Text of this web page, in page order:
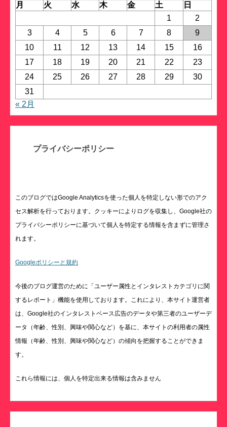
月
火 水 木 金 土
日
1
2
3
4 5 6 7 8
9
10
11 12 13 14 15
16
17
18 19 20 21 22
23
24
25 26 27 28 29
30
31
« 2月
プライバシーポリシー
このブログではGoogle Analyticsを使った個人を特定しない形でのアク
セス解析を行っております。クッキーによりログを収集し、Google社の
プライバシーポリシーに基づいて個人を特定する情報を含まずに管理さ
れます。
Googleポリシーと規約
今後のブログ運営のために「ユーザー属性とインタレストカテゴリに関
するレポート」機能を使用しております。これにより、本サイト運営者
は、Google社のインタレストベース広告のデータや第三者のユーザーデ
ータ（年齢、性別、興味や関心など）を基に、本サイトの利用者の属性
情報（年齢、性別、興味や関心など）の傾向を把握することができま
す。
これら情報には、個人を特定出来る情報は含みません